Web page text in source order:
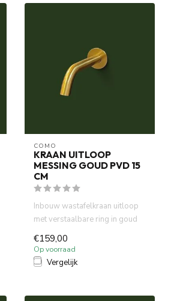
COMO
KRAAN UITLOOP
MESSING GOUD PVD 15
CM
Inbouw wastafelkraan uitloop
met verstaalbare ring in goud
€159,00
Op voorraad
Vergelijk